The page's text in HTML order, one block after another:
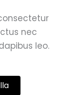
nec
leo.